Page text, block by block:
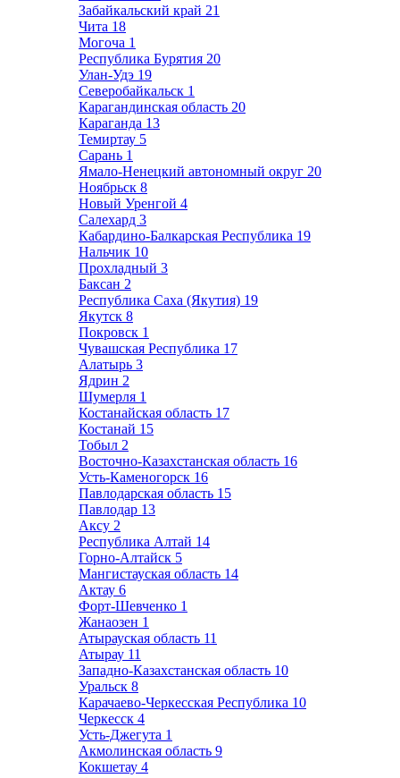
Забайкальский край 21
Чита 18
Могоча 1
Республика Бурятия 20
Улан-Удэ 19
Северобайкальск 1
Карагандинская область 20
Караганда 13
Темиртау 5
Сарань 1
Ямало-Ненецкий автономный округ 20
Ноябрьск 8
Новый Уренгой 4
Салехард 3
Кабардино-Балкарская Республика 19
Нальчик 10
Прохладный 3
Баксан 2
Республика Саха (Якутия) 19
Якутск 8
Покровск 1
Чувашская Республика 17
Алатырь 3
Ядрин 2
Шумерля 1
Костанайская область 17
Костанай 15
Тобыл 2
Восточно-Казахстанская область 16
Усть-Каменогорск 16
Павлодарская область 15
Павлодар 13
Аксу 2
Республика Алтай 14
Горно-Алтайск 5
Мангистауская область 14
Актау 6
Форт-Шевченко 1
Жанаозен 1
Атырауская область 11
Атырау 11
Западно-Казахстанская область 10
Уральск 8
Карачаево-Черкесская Республика 10
Черкесск 4
Усть-Джегута 1
Акмолинская область 9
Кокшетау 4